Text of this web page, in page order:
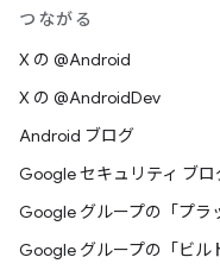
つながる
X の @Android
X の @AndroidDev
Android ブログ
Google セキュリティ ブロ
Google グループの「プラ
Google グループの「ビル